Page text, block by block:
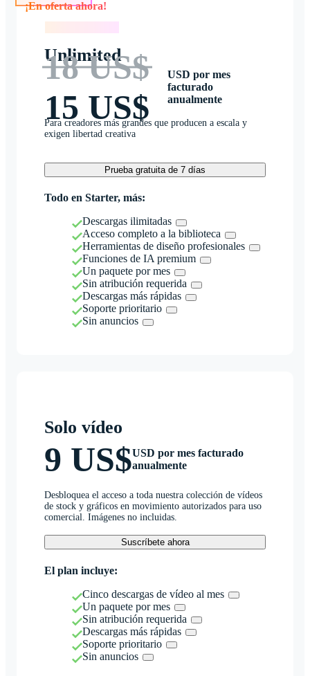
Unlimited
18 US$
15 US$
USD por mes
facturado
anualmente
Para creadores más grandes que producen a escala y
exigen libertad creativa
Prueba gratuita de 7 días
Todo en Starter, más:
Descargas ilimitadas
Acceso completo a la biblioteca
Herramientas de diseño profesionales
Funciones de IA premium
Un paquete por mes
Sin atribución requerida
Descargas más rápidas
Soporte prioritario
Sin anuncios
Solo vídeo
9 US$USD por mes facturado
anualmente
Desbloquea el acceso a toda nuestra colección de vídeos
de stock y gráficos en movimiento autorizados para uso
comercial. Imágenes no incluidas.
Suscríbete ahora
El plan incluye:
Cinco descargas de vídeo al mes
Un paquete por mes
Sin atribución requerida
Descargas más rápidas
Soporte prioritario
Sin anuncios